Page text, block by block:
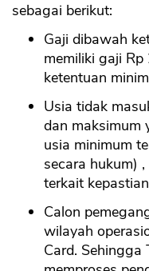
sebagai berikut:
Gaji dibawah
memiliki gaji
ketentuan
Usia tidak
dan maksimum
usia minimum
secara hukum)
terkait
Calon
wilayah
Card. Sehingga